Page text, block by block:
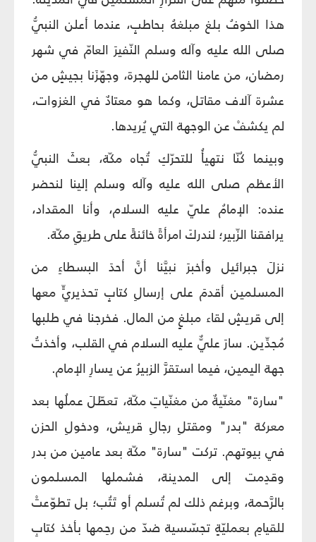
هذا الخوفُ بلغ مبلغهُ بحاطبٍ، عندما أعلن النبيُّ
صلى الله عليه وآله وسلم النّفيرَ العامّ في شهر
رمضان، من عامنا الثامن للهجرة، وجهّزَنا بجيشٍ من
عشرة آلاف مقاتل، وكما هو معتادٌ في الغزوات،
لم يكشفْ عن الوجهة التي يُريدها.
وبينما كُنّا نتهيأُ للتحرّكِ تُجاه مكّة، بعثَ النبيُّ
الأعظم صلى الله عليه وآله وسلم إلينا لنحضر
عنده: الإمامُ عليّ عليه السلام، وأنا المقداد،
يرافقنا الزّبير؛ لندركَ امرأةً خائنةً على طريقِ مكّة.
نزلَ جبرائيل وأخبرَ نبيَّنا أنَّ أحدَ البسطاءِ من
المسلمين أقدمَ على إرسالِ كتابٍ تحذيريٍّ معها
إلى قريشٍ لقاء مبلغٍ من المال. فخرجنا في طلبها
مُجدِّين. سارَ عليٌّ عليه السلام في القلب، وأخذتُ
جهة اليمين، فيما استقرَّ الزبيرُ عن يسارِ الإمام.
"سارة" مغنّيةٌ من مغنّياتِ مكّة، تعطّلَ عملُها بعد
معركة "بدر" ومقتلِ رجالِ قريش، ودخولِ الحزن
في بيوتهم. تركت "سارة" مكّة بعد عامين من بدر
وقدِمت إلى المدينة، فشملها المسلمون
بالرَّحمة، وبرغم ذلك لم تُسلم أو تَتُب؛ بل تطوّعتْ
للقيامِ بعمليّةٍ تجسّسية ضدّ من رحِمها بأخذ كتابِ